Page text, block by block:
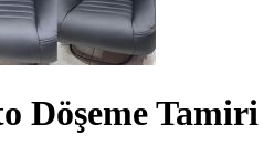
Döşeme Tamiri